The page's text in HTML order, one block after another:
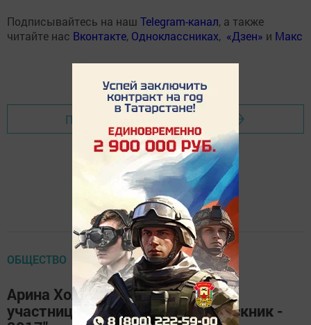
Подписывайтесь на наш Telegram-канал, а также
читайте нас Вконтакте, Одноклассниках, «Дзен» и Макс
Перейти на страницу новости
ОБЩЕСТВО
Арина Холохонова - очередная
участница фотоконкурса "Выпускник -